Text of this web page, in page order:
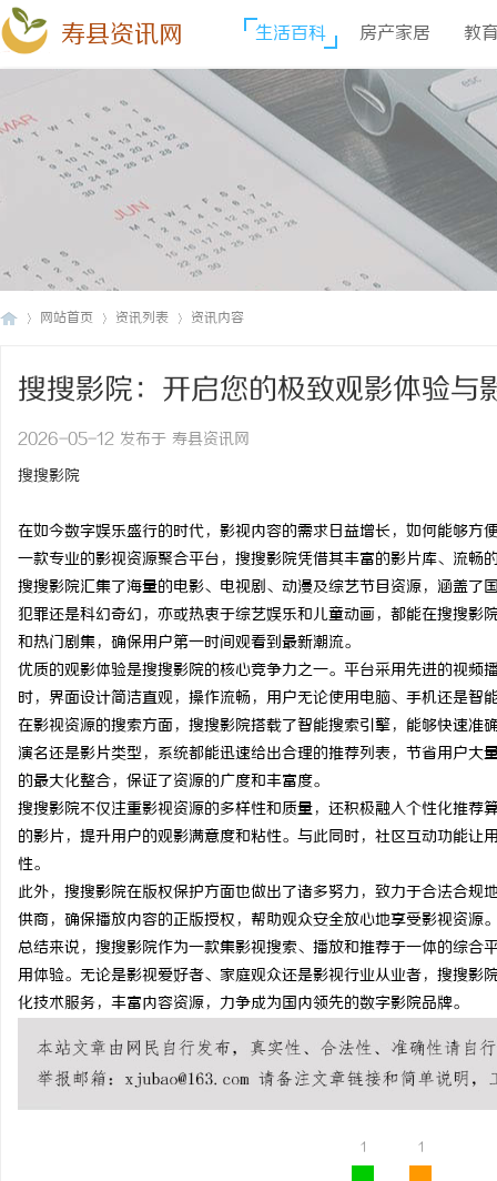
寿县资讯网 生活百科 房产家居 教
网站首页 资讯列表 资讯内容
搜搜影院：开启您的极致观影体验与
2026-05-12 发布于 寿县资讯网
搜搜影院
在如今数字娱乐盛行的时代，影视内容的需求日益增长，如何能够
一款专业的影视资源聚合平台，搜搜影院凭借其丰富的影片库、流畅
搜搜影院汇集了海量的电影、电视剧、动漫及综艺节目资源，涵盖
犯罪还是科幻奇幻，亦或热衷于综艺娱乐和儿童动画，都能在搜搜
和热门剧集，确保用户第一时间观看到最新潮流。
优质的观影体验是搜搜影院的核心竞争力之一。平台采用先进的视
时，界面设计简洁直观，操作流畅，用户无论使用电脑、手机还是
在影视资源的搜索方面，搜搜影院搭载了智能搜索引擎，能够快速
演名还是影片类型，系统都能迅速给出合理的推荐列表，节省用户
的最大化整合，保证了资源的广度和丰富度。
搜搜影院不仅注重影视资源的多样性和质量，还积极融入个性化推
的影片，提升用户的观影满意度和粘性。与此同时，社区互动功能
性。
此外，搜搜影院在版权保护方面也做出了诸多努力，致力于合法合
供商，确保播放内容的正版授权，帮助观众安全放心地享受影视资源
总结来说，搜搜影院作为一款集影视搜索、播放和推荐于一体的综
用体验。无论是影视爱好者、家庭观众还是影视行业从业者，搜搜
化技术服务，丰富内容资源，力争成为国内领先的数字影院品牌。
1 1
揭秘！专业充电桩项目
哪些行业秘诀？